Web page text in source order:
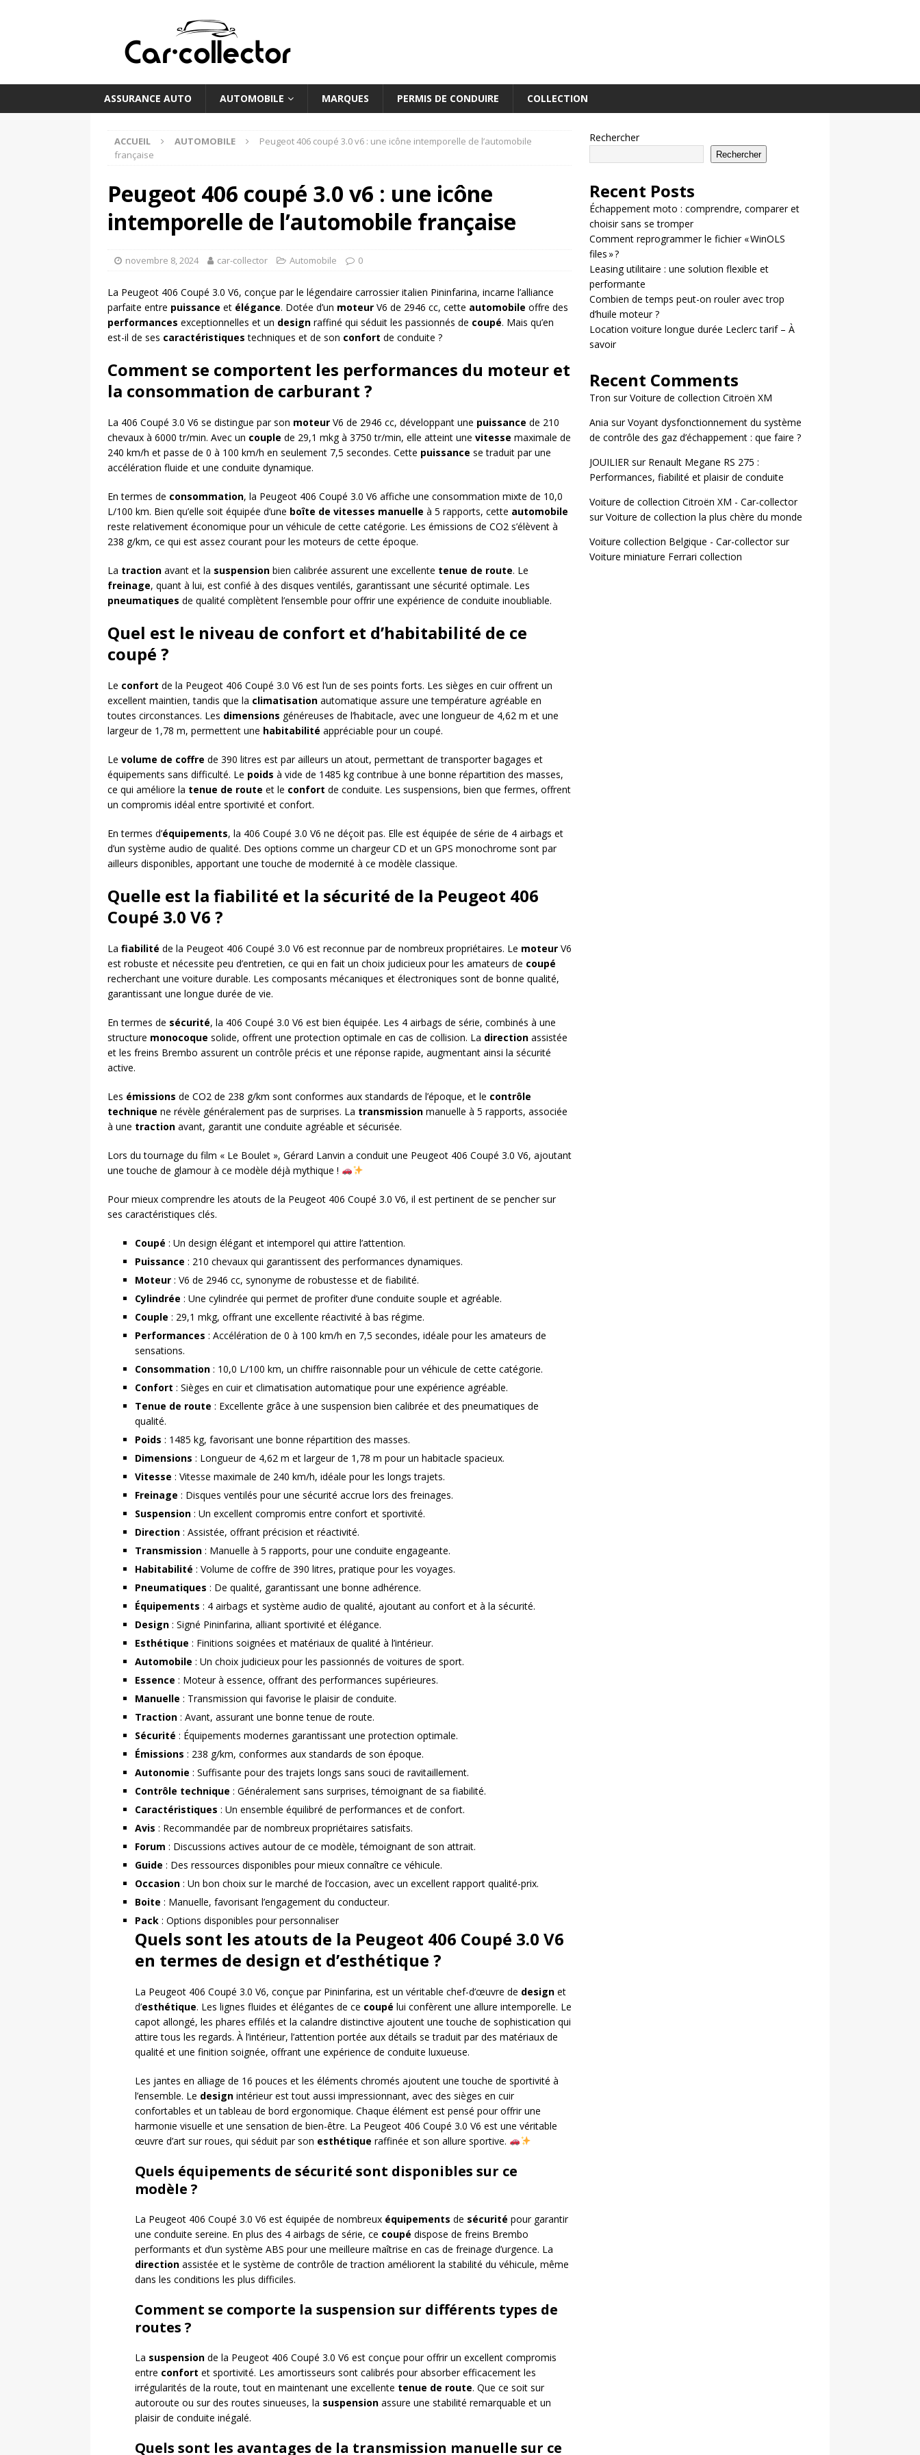
ASSURANCE AUTO AUTOMOBILE MARQUES PERMIS DE CONDUIRE COLLECTION
ACCUEIL AUTOMOBILE
Peugeot 406 coupé 3.0 v6 : une icône intemporelle de l’automobile
française
Peugeot 406 coupé 3.0 v6 : une icône
intemporelle de l’automobile française
novembre 8, 2024 car-collector Automobile 0
La Peugeot 406 Coupé 3.0 V6, conçue par le légendaire carrossier italien Pininfarina, incarne l’alliance
parfaite entre puissance et élégance. Dotée d’un moteur V6 de 2946 cc, cette automobile offre des
performances exceptionnelles et un design raffiné qui séduit les passionnés de coupé. Mais qu’en
est-il de ses caractéristiques techniques et de son confort de conduite ?
Comment se comportent les performances du moteur et
la consommation de carburant ?
La 406 Coupé 3.0 V6 se distingue par son moteur V6 de 2946 cc, développant une puissance de 210
chevaux à 6000 tr/min. Avec un couple de 29,1 mkg à 3750 tr/min, elle atteint une vitesse maximale de
240 km/h et passe de 0 à 100 km/h en seulement 7,5 secondes. Cette puissance se traduit par une
accélération fluide et une conduite dynamique.
En termes de consommation, la Peugeot 406 Coupé 3.0 V6 affiche une consommation mixte de 10,0
L/100 km. Bien qu’elle soit équipée d’une boîte de vitesses manuelle à 5 rapports, cette automobile
reste relativement économique pour un véhicule de cette catégorie. Les émissions de CO2 s’élèvent à
238 g/km, ce qui est assez courant pour les moteurs de cette époque.
La traction avant et la suspension bien calibrée assurent une excellente tenue de route. Le
freinage, quant à lui, est confié à des disques ventilés, garantissant une sécurité optimale. Les
pneumatiques de qualité complètent l’ensemble pour offrir une expérience de conduite inoubliable.
Quel est le niveau de confort et d’habitabilité de ce
coupé ?
Le confort de la Peugeot 406 Coupé 3.0 V6 est l’un de ses points forts. Les sièges en cuir offrent un
excellent maintien, tandis que la climatisation automatique assure une température agréable en
toutes circonstances. Les dimensions généreuses de l’habitacle, avec une longueur de 4,62 m et une
largeur de 1,78 m, permettent une habitabilité appréciable pour un coupé.
Le volume de coffre de 390 litres est par ailleurs un atout, permettant de transporter bagages et
équipements sans difficulté. Le poids à vide de 1485 kg contribue à une bonne répartition des masses,
ce qui améliore la tenue de route et le confort de conduite. Les suspensions, bien que fermes, offrent
un compromis idéal entre sportivité et confort.
En termes d’équipements, la 406 Coupé 3.0 V6 ne déçoit pas. Elle est équipée de série de 4 airbags et
d’un système audio de qualité. Des options comme un chargeur CD et un GPS monochrome sont par
ailleurs disponibles, apportant une touche de modernité à ce modèle classique.
Quelle est la fiabilité et la sécurité de la Peugeot 406
Coupé 3.0 V6 ?
La fiabilité de la Peugeot 406 Coupé 3.0 V6 est reconnue par de nombreux propriétaires. Le moteur V6
est robuste et nécessite peu d’entretien, ce qui en fait un choix judicieux pour les amateurs de coupé
recherchant une voiture durable. Les composants mécaniques et électroniques sont de bonne qualité,
garantissant une longue durée de vie.
En termes de sécurité, la 406 Coupé 3.0 V6 est bien équipée. Les 4 airbags de série, combinés à une
structure monocoque solide, offrent une protection optimale en cas de collision. La direction assistée
et les freins Brembo assurent un contrôle précis et une réponse rapide, augmentant ainsi la sécurité
active.
Les émissions de CO2 de 238 g/km sont conformes aux standards de l’époque, et le contrôle
technique ne révèle généralement pas de surprises. La transmission manuelle à 5 rapports, associée
à une traction avant, garantit une conduite agréable et sécurisée.
Lors du tournage du film « Le Boulet », Gérard Lanvin a conduit une Peugeot 406 Coupé 3.0 V6, ajoutant
une touche de glamour à ce modèle déjà mythique !
Pour mieux comprendre les atouts de la Peugeot 406 Coupé 3.0 V6, il est pertinent de se pencher sur
ses caractéristiques clés.
Coupé : Un design élégant et intemporel qui attire l’attention.
Puissance : 210 chevaux qui garantissent des performances dynamiques.
Moteur : V6 de 2946 cc, synonyme de robustesse et de fiabilité.
Cylindrée : Une cylindrée qui permet de profiter d’une conduite souple et agréable.
Couple : 29,1 mkg, offrant une excellente réactivité à bas régime.
Performances : Accélération de 0 à 100 km/h en 7,5 secondes, idéale pour les amateurs de
sensations.
Consommation : 10,0 L/100 km, un chiffre raisonnable pour un véhicule de cette catégorie.
Confort : Sièges en cuir et climatisation automatique pour une expérience agréable.
Tenue de route : Excellente grâce à une suspension bien calibrée et des pneumatiques de
qualité.
Poids : 1485 kg, favorisant une bonne répartition des masses.
Dimensions : Longueur de 4,62 m et largeur de 1,78 m pour un habitacle spacieux.
Vitesse : Vitesse maximale de 240 km/h, idéale pour les longs trajets.
Freinage : Disques ventilés pour une sécurité accrue lors des freinages.
Suspension : Un excellent compromis entre confort et sportivité.
Direction : Assistée, offrant précision et réactivité.
Transmission : Manuelle à 5 rapports, pour une conduite engageante.
Habitabilité : Volume de coffre de 390 litres, pratique pour les voyages.
Pneumatiques : De qualité, garantissant une bonne adhérence.
Équipements : 4 airbags et système audio de qualité, ajoutant au confort et à la sécurité.
Design : Signé Pininfarina, alliant sportivité et élégance.
Esthétique : Finitions soignées et matériaux de qualité à l’intérieur.
Automobile : Un choix judicieux pour les passionnés de voitures de sport.
Essence : Moteur à essence, offrant des performances supérieures.
Manuelle : Transmission qui favorise le plaisir de conduite.
Traction : Avant, assurant une bonne tenue de route.
Sécurité : Équipements modernes garantissant une protection optimale.
Émissions : 238 g/km, conformes aux standards de son époque.
Autonomie : Suffisante pour des trajets longs sans souci de ravitaillement.
Contrôle technique : Généralement sans surprises, témoignant de sa fiabilité.
Caractéristiques : Un ensemble équilibré de performances et de confort.
Avis : Recommandée par de nombreux propriétaires satisfaits.
Forum : Discussions actives autour de ce modèle, témoignant de son attrait.
Guide : Des ressources disponibles pour mieux connaître ce véhicule.
Occasion : Un bon choix sur le marché de l’occasion, avec un excellent rapport qualité-prix.
Boite : Manuelle, favorisant l’engagement du conducteur.
Pack : Options disponibles pour personnaliser
Quels sont les atouts de la Peugeot 406 Coupé 3.0 V6
en termes de design et d’esthétique ?
La Peugeot 406 Coupé 3.0 V6, conçue par Pininfarina, est un véritable chef-d’œuvre de design et
d’esthétique. Les lignes fluides et élégantes de ce coupé lui confèrent une allure intemporelle. Le
capot allongé, les phares effilés et la calandre distinctive ajoutent une touche de sophistication qui
attire tous les regards. À l’intérieur, l’attention portée aux détails se traduit par des matériaux de
qualité et une finition soignée, offrant une expérience de conduite luxueuse.
Les jantes en alliage de 16 pouces et les éléments chromés ajoutent une touche de sportivité à
l’ensemble. Le design intérieur est tout aussi impressionnant, avec des sièges en cuir
confortables et un tableau de bord ergonomique. Chaque élément est pensé pour offrir une
harmonie visuelle et une sensation de bien-être. La Peugeot 406 Coupé 3.0 V6 est une véritable
œuvre d’art sur roues, qui séduit par son esthétique raffinée et son allure sportive.
Quels équipements de sécurité sont disponibles sur ce
modèle ?
La Peugeot 406 Coupé 3.0 V6 est équipée de nombreux équipements de sécurité pour garantir
une conduite sereine. En plus des 4 airbags de série, ce coupé dispose de freins Brembo
performants et d’un système ABS pour une meilleure maîtrise en cas de freinage d’urgence. La
direction assistée et le système de contrôle de traction améliorent la stabilité du véhicule, même
dans les conditions les plus difficiles.
Comment se comporte la suspension sur différents types de
routes ?
La suspension de la Peugeot 406 Coupé 3.0 V6 est conçue pour offrir un excellent compromis
entre confort et sportivité. Les amortisseurs sont calibrés pour absorber efficacement les
irrégularités de la route, tout en maintenant une excellente tenue de route. Que ce soit sur
autoroute ou sur des routes sinueuses, la suspension assure une stabilité remarquable et un
plaisir de conduite inégalé.
Quels sont les avantages de la transmission manuelle sur ce
Rechercher
Rechercher
Recent Posts
Échappement moto : comprendre, comparer et
choisir sans se tromper
Comment reprogrammer le fichier « WinOLS
files » ?
Leasing utilitaire : une solution flexible et
performante
Combien de temps peut-on rouler avec trop
d’huile moteur ?
Location voiture longue durée Leclerc tarif – À
savoir
Recent Comments
Tron surVoiture de collection Citroën XM
Ania surVoyant dysfonctionnement du système
de contrôle des gaz d’échappement : que faire ?
JOUILIERsur Renault Megane RS 275 :
Performances, fiabilité et plaisir de conduite
Voiture de collection Citroën XM - Car-collector
surVoiture de collection la plus chère du monde
Voiture collection Belgique - Car-collectorsur
Voiture miniature Ferrari collection